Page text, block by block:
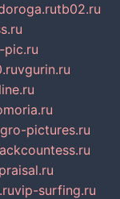
tb02.ru
pic.ru
vgurin.ru
pictures.ru
vip-surfing.ru